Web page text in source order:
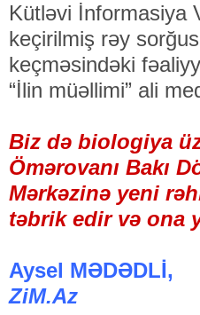
Kütləvi İnformasiya
keçirilmiş rəy
keçməsindəki
“İlin müəllimi” ali
Biz də biologiya
Ömərovanı Bakı
Mərkəzinə yeni
təbrik edir və ona
Aysel MƏDƏDLİ,
ZiM.Az